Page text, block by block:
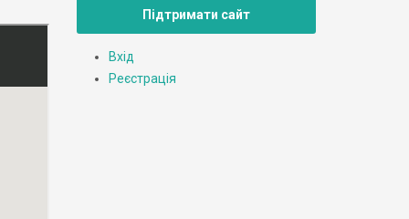
Підтримати сайт
Вхід
Реєстрація